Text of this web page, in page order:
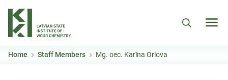
Home Staff Members Mg. oec. Karīna Orlova